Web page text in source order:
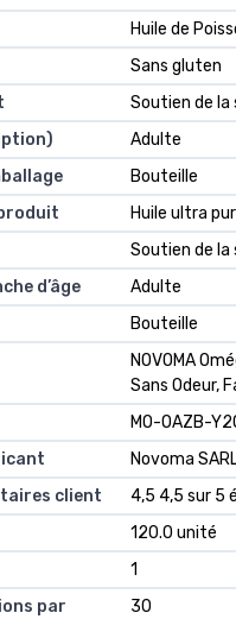
Huile de
Sans gluten
Soutien de la
Adulte
Bouteille
Huile ultra
Soutien de la
d’âge
Adulte
Bouteille
NOVOMA
Sans Odeur,
MO-OAZB-
Novoma
client
4,5 4,5 sur 5
120.0 unité
1
par
30